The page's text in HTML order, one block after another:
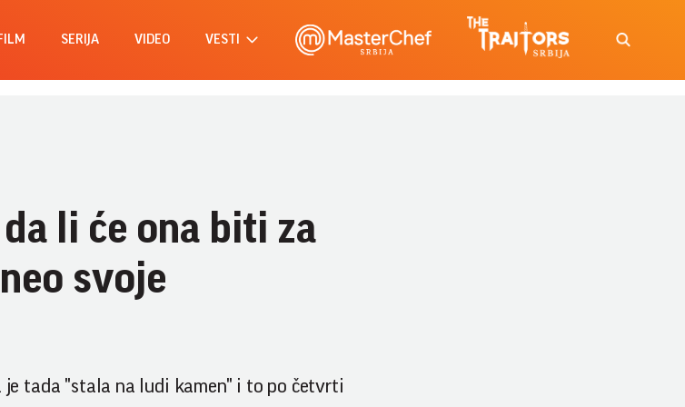
SERIJA VIDEO VESTI
li će ona biti za
svoje
tada "stala na ludi kamen" i to po četvrti